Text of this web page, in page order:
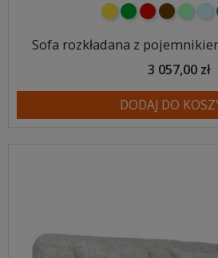
żółtyzielonyczerwonymiętowy
Sofa rozkładana z
3 057,00 zł
DODAJ DO